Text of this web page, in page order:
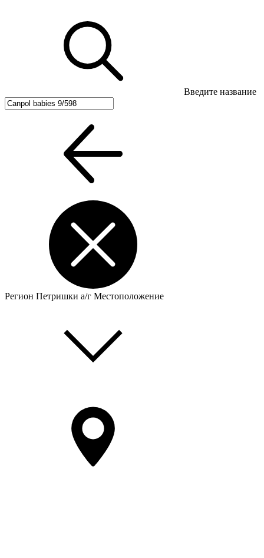
Введите название
Регион Петришки а/г Местоположение